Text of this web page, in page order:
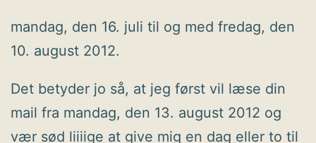
mandag, den 16. juli til og med fredag, den
10. august 2012.
Det betyder jo så, at jeg først vil læse din
mail fra mandag, den 13. august 2012 og
vær sød liiiige at give mig en dag eller to til